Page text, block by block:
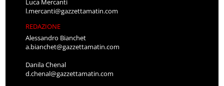
Luca Mercanti
l.mercanti@gazzettamatin.com
REDAZIONE
Alessandro Bianchet
a.bianchet@gazzettamatin.com
Danila Chenal
d.chenal@gazzettamatin.com